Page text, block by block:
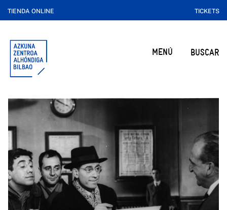
TIENDA ONLINE TICKETS
MENÚ BUSCAR